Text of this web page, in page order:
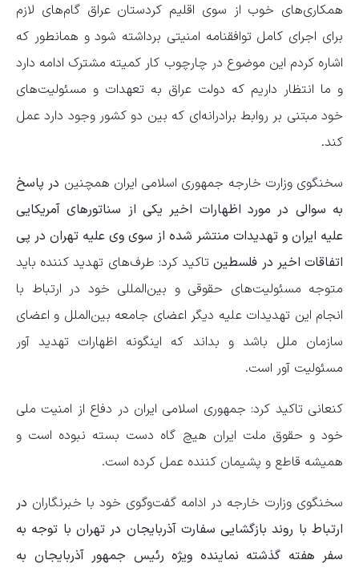
همکاری‌های خوب از سوی اقلیم کردستان عراق گام‌های لازم
برای اجرای کامل توافقنامه امنیتی برداشته شود و همانطور که
اشاره کردم این موضوع در چارچوب کار کمیته مشترک ادامه دارد
و ما انتظار داریم که دولت عراق به تعهدات و مسئولیت‌های
خود مبتنی بر روابط برادرانه‌ای که بین دو کشور وجود دارد عمل
کند.
سخنگوی وزارت خارجه جمهوری اسلامی ایران همچنین در پاسخ
به سوالی در مورد اظهارات اخیر یکی از سناتورهای آمریکایی
علیه ایران و تهدیدات منتشر شده از سوی وی علیه تهران در پی
اتفاقات اخیر در فلسطین تاکید کرد: طرف‌های تهدید کننده باید
متوجه مسئولیت‌های حقوقی و بین‌المللی خود در ارتباط با
انجام این تهدیدات علیه دیگر اعضای جامعه بین‌الملل و اعضای
سازمان ملل باشد و بداند که اینگونه اظهارات تهدید آور
مسئولیت آور است.
کنعانی تاکید کرد: جمهوری اسلامی ایران در دفاع از امنیت ملی
خود و حقوق ملت ایران هیچ گاه دست بسته نبوده است و
همیشه قاطع و پشیمان کننده عمل کرده است.
سخنگوی وزارت خارجه در ادامه گفت‌وگوی خود با خبرنگاران در
ارتباط با روند بازگشایی سفارت آذربایجان در تهران با توجه به
سفر هفته گذشته نماینده ویژه رئیس جمهور آذربایجان به